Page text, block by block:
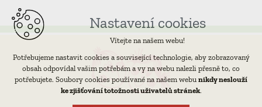
Nastavení cookies
Vítejte na našem webu!
Potřebujeme nastavit cookies a související technologie, aby zobrazovaný
obsah odpovídal vašim potřebám a vy na webu nalezli přesně to, co
potřebujete. Soubory cookies používané na našem webu nikdy neslouží
ke zjišťování totožnosti uživatelů stránek.